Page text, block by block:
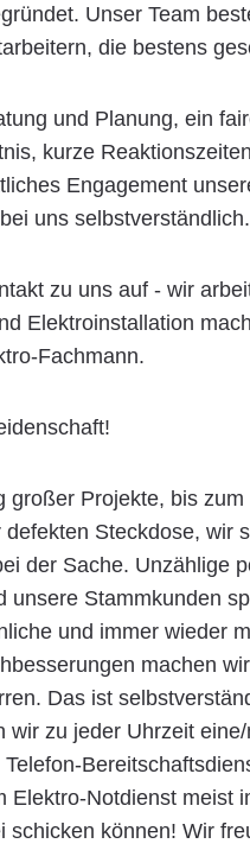
Unser Team
die bestens
und Planung, ein
kurze
Engagement
uns selbstverständlich.
zu uns auf - wir
Elektroinstallation
Fachmann.
großer Projekte, bis zum
Steckdose, wir
der Sache. Unzählige
unsere Stammkunden
und immer wieder
machen
Das ist
wir zu jeder Uhrzeit eine/
Elektro-Notdienst meist
schicken können! Wir